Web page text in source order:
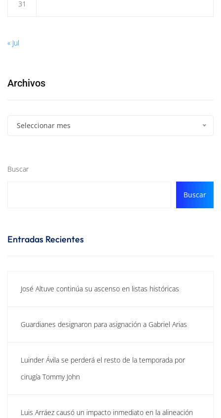
31
« Jul
Archivos
Seleccionar mes
Buscar
Buscar
Entradas Recientes
José Altuve continúa su ascenso en listas históricas
Guardianes designaron para asignación a Gabriel Arias
Luinder Ávila se perderá el resto de la temporada por
cirugía Tommy John
Luis Arráez causó un impacto inmediato en la alineación